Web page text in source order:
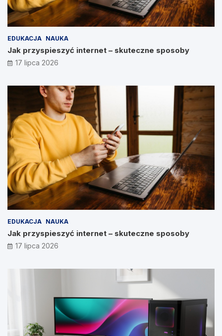
EDUKACJA NAUKA
Jak przyspieszyć internet – skuteczne sposoby
17 lipca 2026
EDUKACJA NAUKA
Jak przyspieszyć internet – skuteczne sposoby
17 lipca 2026